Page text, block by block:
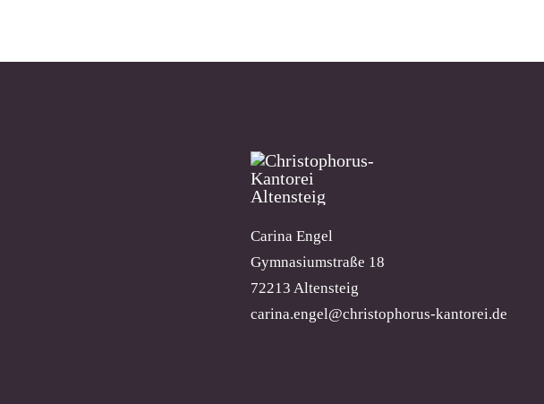
Carina Engel
Gymnasiumstraße 18
72213 Altensteig
carina.engel@christophorus-kantorei.de